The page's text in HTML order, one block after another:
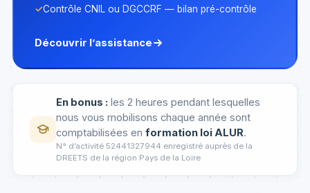
Contrôle CNIL ou DGCCRF — bilan pré-contrôle
Découvrir l’assistance
En bonus : les 2 heures pendant lesquelles
nous vous mobilisons chaque année sont
comptabilisées en formation loi ALUR.
N° d’activité 52441327944 enregistré auprès de la
DREETS de la région Pays de la Loire